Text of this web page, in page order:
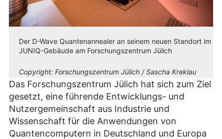
Der D-Wave Quantenannealer an seinem neuen Standort im
JUNIQ-Gebäude am Forschungszentrum Jülich
Copyright: Forschungszentrum Jülich / Sascha Kreklau
Das Forschungszentrum Jülich hat sich zum Ziel
gesetzt, eine führende Entwicklungs- und
Nutzergemeinschaft aus Industrie und
Wissenschaft für die Anwendungen von
Quantencomputern in Deutschland und Europa